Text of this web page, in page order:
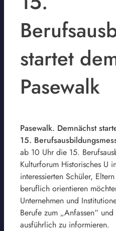
startet
Pasewalk
Pasewalk. Demnächst
15.
ab 10 Uhr die 15.
Kulturforum Historisches U
interessierten Schüler,
beruflich orientieren
Unternehmen und
Berufe zum „Anfassen“
ausführlich zu informieren.